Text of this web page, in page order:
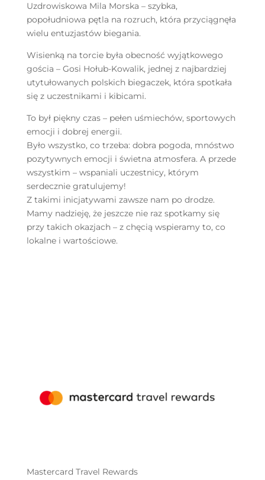
Uzdrowiskowa Mila Morska – szybka,
popołudniowa pętla na rozruch, która przyciągnęła
wielu entuzjastów biegania.
Wisienką na torcie była obecność wyjątkowego
gościa – Gosi Hołub-Kowalik, jednej z najbardziej
utytułowanych polskich biegaczek, która spotkała
się z uczestnikami i kibicami.
To był piękny czas – pełen uśmiechów, sportowych
emocji i dobrej energii.
Było wszystko, co trzeba: dobra pogoda, mnóstwo
pozytywnych emocji i świetna atmosfera. A przede
wszystkim – wspaniali uczestnicy, którym
serdecznie gratulujemy!
Z takimi inicjatywami zawsze nam po drodze.
Mamy nadzieję, że jeszcze nie raz spotkamy się
przy takich okazjach – z chęcią wspieramy to, co
lokalne i wartościowe.
Mastercard Travel Rewards